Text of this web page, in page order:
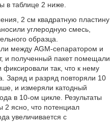
в таблице 2 ниже.
2 см квадратную пластину
углеродную смесь,
образца.
между AGM-сепаратором и
и полученный пакет помещали
так, что к нему
Заряд и разряд повторяли 10
и измеряли катодный
в 10-ом цикле. Результаты
2 ясно, что потенциал
увеличивается с